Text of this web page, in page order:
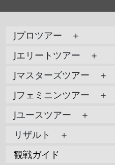
Jプロツアー ＋
Jエリートツアー ＋
Jマスターズツアー ＋
Jフェミニンツアー ＋
Jユースツアー ＋
リザルト ＋
観戦ガイド